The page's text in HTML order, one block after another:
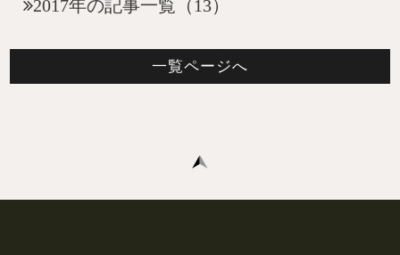
2017年の記事一覧（13）
一覧ページへ